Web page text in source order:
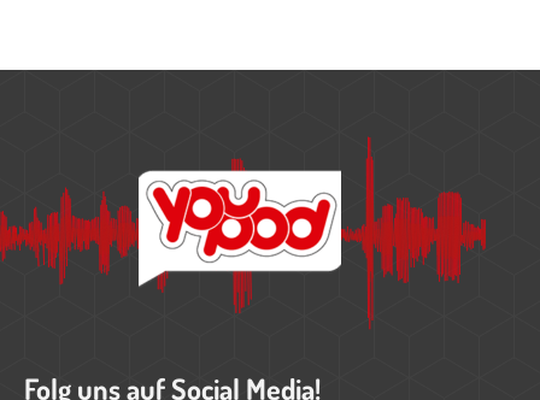
Folg uns auf Social Media!